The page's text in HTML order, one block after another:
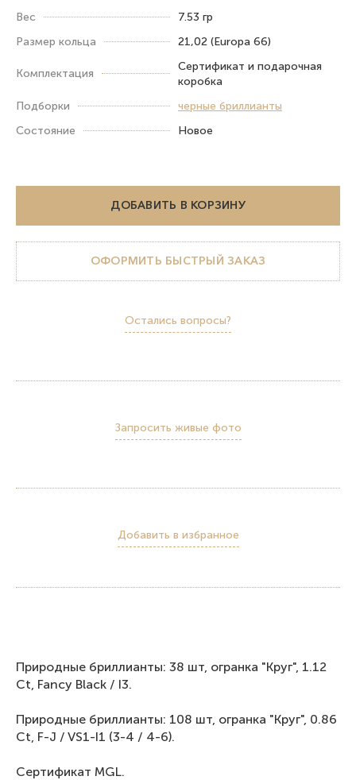
Вес
7.53 гр
Размер кольца
21,02 (Europa 66)
Комплектация
Сертификат и подарочная
коробка
Подборки
черные бриллианты
Состояние
Новое
ДОБАВИТЬ В КОРЗИНУ
ОФОРМИТЬ БЫСТРЫЙ ЗАКАЗ
Остались вопросы?
Запросить живые фото
Добавить в избранное
Природные бриллианты: 38 шт, огранка "Круг", 1.12
Ct, Fancy Black / I3.
Природные бриллианты: 108 шт, огранка "Круг", 0.86
Ct, F-J / VS1-I1 (3-4 / 4-6).
Сертификат MGL.